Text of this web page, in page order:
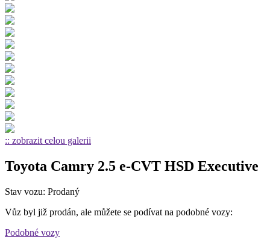
:: zobrazit celou galerii
Toyota Camry 2.5 e-CVT HSD Executive
Stav vozu: Prodaný
Vůz byl již prodán, ale můžete se podívat na podobné vozy:
Podobné vozy